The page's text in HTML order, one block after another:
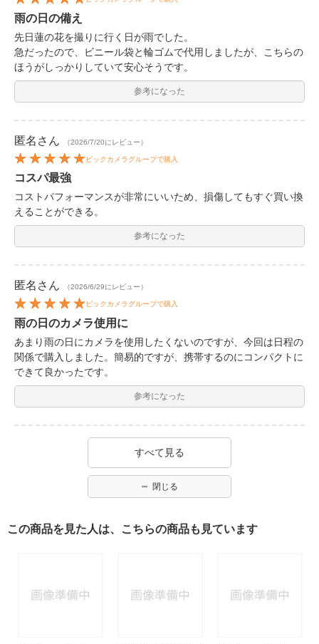
雨の日の備え
先日蓮の花を撮りに行く日が雨でした。
急だったので、ビニール袋と輪ゴムで代用しましたが、こちらの
ほうがしっかりしていて安心そうです。
参考になった
匿名 さん （2026/7/20にレビュー）
ビックカメラグループで購入
コスパ最強
コストパフォーマンスが非常にいいため、損傷してもすぐ買い換
えることができる。
参考になった
匿名 さん （2026/6/29にレビュー）
ビックカメラグループで購入
雨の日のカメラ使用に
あまり雨の日にカメラを使用したくないのですが、今回は日程の
関係で購入しました。簡易的ですが、携帯するのにコンパクトに
できて良かったです。
参考になった
すべて見る
閉じる
この商品を見た人は、こちらの商品も見ています